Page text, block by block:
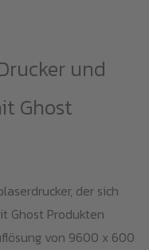
und
Ghost
der sich
Ghost Produkten
von 9600 x 600